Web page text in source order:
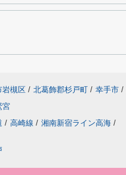
岩槻区 / 北葛飾郡杉戸町 / 幸手市 /
宮
/ 高崎線 / 湘南新宿ライン高海 /